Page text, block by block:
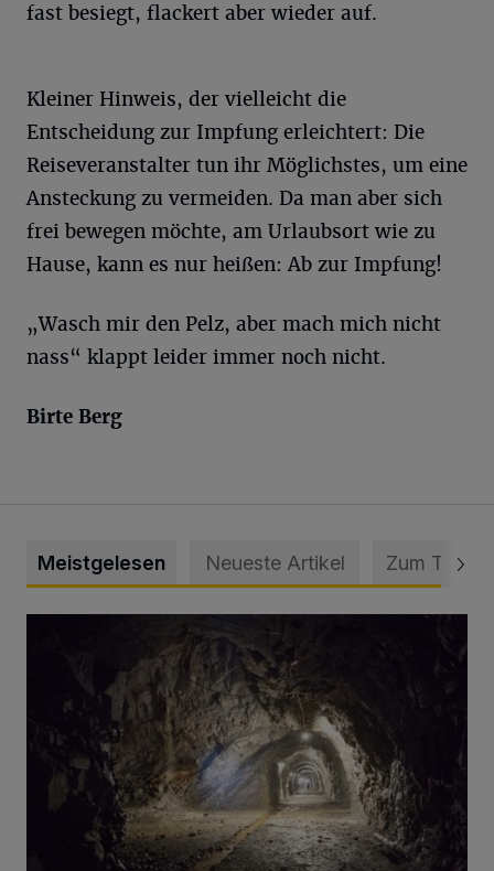
fast besiegt, flackert aber wieder auf.
Kleiner Hinweis, der vielleicht die
Entscheidung zur Impfung erleichtert: Die
Reiseveranstalter tun ihr Möglichstes, um eine
Ansteckung zu vermeiden. Da man aber sich
frei bewegen möchte, am Urlaubsort wie zu
Hause, kann es nur heißen: Ab zur Impfung!
„Wasch mir den Pelz, aber mach mich nicht
nass“ klappt leider immer noch nicht.
Birte Berg
Meistgelesen Neueste Artikel Zum Thema